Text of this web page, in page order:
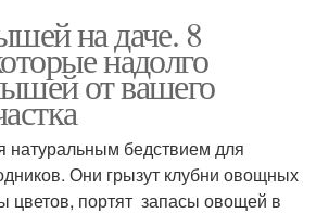
на даче. 8
надолго
от вашего
натуральным бедствием для
Они грызут клубни овощных
цветов, портят запасы овощей в